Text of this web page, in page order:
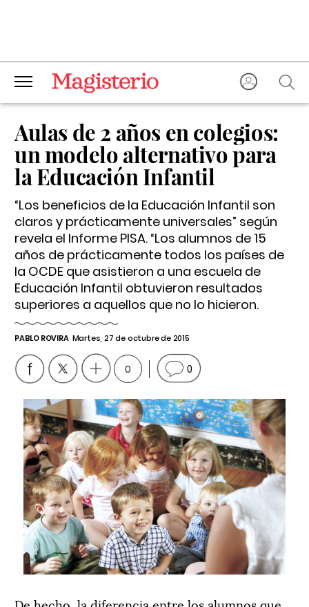
Aulas de 2 años en colegios:
un modelo alternativo para
la Educación Infantil
“Los beneficios de la Educación Infantil son
claros y prácticamente universales” según
revela el Informe PISA. “Los alumnos de 15
años de prácticamente todos los países de
la OCDE que asistieron a una escuela de
Educación Infantil obtuvieron resultados
superiores a aquellos que no lo hicieron.
PABLO ROVIRA Martes, 27 de octubre de 2015
0 0